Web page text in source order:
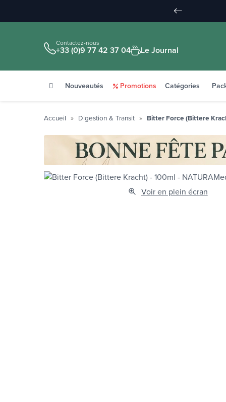
Contactez-nous
+33 (0)9 77 42 37 04 Le Journal
Nouveautés Promotions Catégories
Accueil Digestion & Transit Bitter Force (Bittere
Voir en plein écran